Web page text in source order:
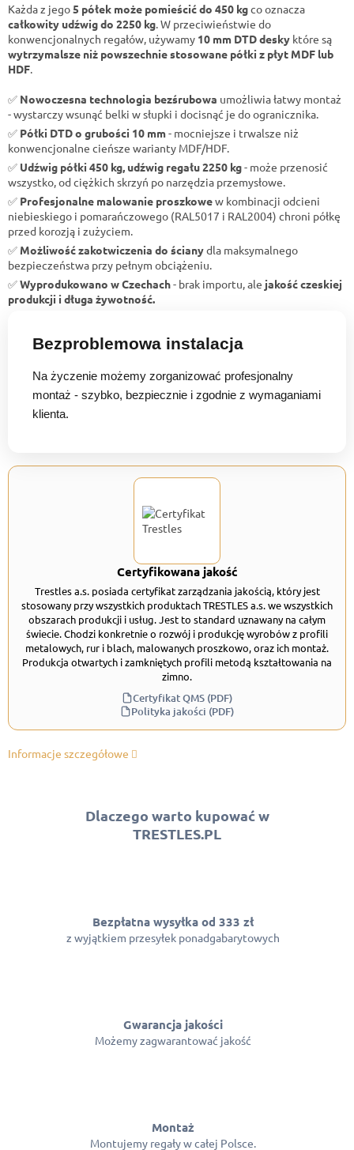
Każda z jego 5 półek może pomieścić do 450 kgco oznacza
całkowity udźwig do 2250 kg . W przeciwieństwie do
konwencjonalnych regałów, używamy 10 mm DTD desky które są
wytrzymalsze niż powszechnie stosowane półki z płyt MDF lub
HDF
✅ Nowoczesna technologia bezśrubowa umożliwia łatwy montaż
- wystarczy wsunąć belki w słupki i docisnąć je do ogranicznika.
✅ Półki DTD o grubości 10 mm- mocniejsze i trwalsze niż
konwencjonalne cieńsze warianty MDF/HDF.
✅ Udźwig półki 450 kg, udźwig regału 2250 kg- może przenosić
wszystko, od ciężkich skrzyń po narzędzia przemysłowe.
✅ Profesjonalne malowanie proszkowew kombinacji odcieni
niebieskiego i pomarańczowego (RAL5017 i RAL2004) chroni półkę
przed korozją i zużyciem.
✅ Możliwość zakotwiczenia do ścianydla maksymalnego
bezpieczeństwa przy pełnym obciążeniu.
✅Wyprodukowano w Czechach- brak importu, ale jakość czeskiej
produkcji i długa żywotność.
Bezproblemowa instalacja
Na życzenie możemy zorganizować profesjonalny
montaż - szybko, bezpiecznie i zgodnie z wymaganiami
klienta.
Certyfikowana jakość
Trestles a.s. posiada certyfikat zarządzania jakością, który jest
stosowany przy wszystkich produktach TRESTLES a.s. we wszystkich
obszarach produkcji i usług. Jest to standard uznawany na całym
świecie. Chodzi konkretnie o rozwój i produkcję wyrobów z profili
metalowych, rur i blach, malowanych proszkowo, oraz ich montaż.
Produkcja otwartych i zamkniętych profili metodą kształtowania na
zimno.
Certyfikat QMS (PDF)
Polityka jakości (PDF)
Informacje szczegółowe
Dlaczego warto kupować w
TRESTLES.PL
Bezpłatna wysyłka od 333 zł
z wyjątkiem przesyłek ponadgabarytowych
Gwarancja jakości
Możemy zagwarantować jakość
Montaż
Montujemy regały w całej Polsce.